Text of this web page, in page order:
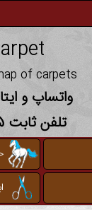
of carpets
واتساپ و ایتا 09149655538
تلفن ثابت 52231255 - 041